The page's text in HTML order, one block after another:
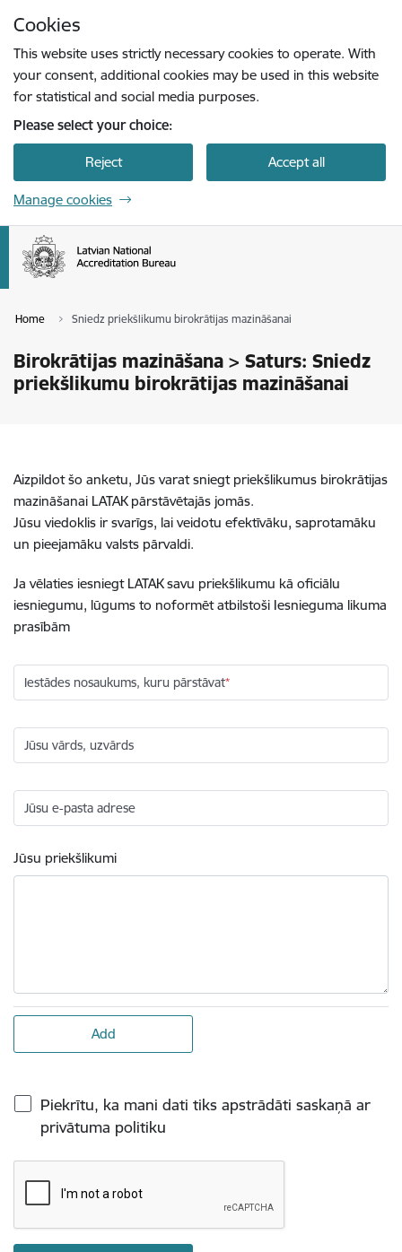
Cookies
This website uses strictly necessary cookies to operate. With
your consent, additional cookies may be used in this website
for statistical and social media purposes.
Please select your choice:
Reject Accept all
Manage cookies
Home Sniedz priekšlikumu birokrātijas mazināšanai
Birokrātijas mazināšana > Saturs: Sniedz
priekšlikumu birokrātijas mazināšanai
Aizpildot šo anketu, Jūs varat sniegt priekšlikumus birokrātijas
mazināšanai LATAK pārstāvētajās jomās.
Jūsu viedoklis ir svarīgs, lai veidotu efektīvāku, saprotamāku
un pieejamāku valsts pārvaldi.
Ja vēlaties iesniegt LATAK savu priekšlikumu kā oficiālu
iesniegumu, lūgums to noformēt atbilstoši Iesnieguma likuma
prasībām
Iestādes nosaukums, kuru pārstāvat
Jūsu vārds, uzvārds
Jūsu e-pasta adrese
Jūsu priekšlikumi
Piekrītu, ka mani dati tiks apstrādāti saskaņā ar
privātuma politiku